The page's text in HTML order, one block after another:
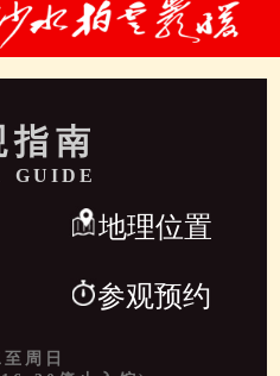
指南
GUIDE
地理位置
参观预约
周日